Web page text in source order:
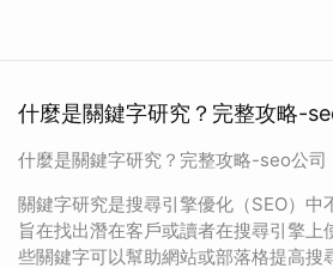
什麼是關鍵字研究？完整攻略-
什麼是關鍵字研究？完整攻略-seo公司
關鍵字研究是搜尋引擎優化（SEO）中
旨在找出潛在客戶或讀者在搜尋引擎上
些關鍵字可以幫助網站或部落格提高搜